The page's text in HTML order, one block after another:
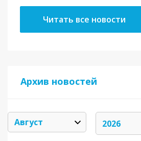
Читать все новости
Архив новостей